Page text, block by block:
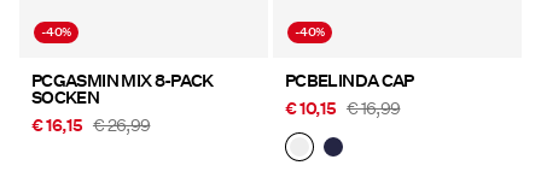
-40%
PCGASMIN MIX 8-PACK
SOCKEN
€ 16,15 € 26,99
-40%
PCBELINDA CAP
€ 10,15 € 16,99